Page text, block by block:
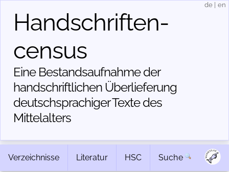
Handschriften­
census
Eine Bestandsaufnahme der
handschriftlichen Über­lieferung
deutschsprachiger Texte des
Mittelalters
de en
Verzeichnisse Literatur HSC Suche